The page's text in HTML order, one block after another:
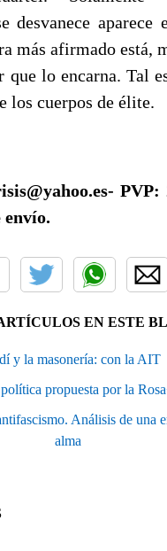
desvanece aparece
más afirmado está,
lo encarna. Tal
los cuerpos de élite.
- PVP:
envío.
EN ESTE
y la masonería: con la AIT
propuesta por la
Análisis de una
alma